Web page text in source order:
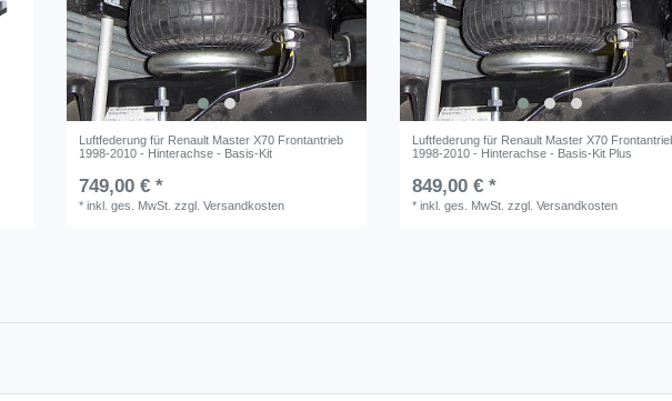
Luftfederung für Renault Master X70 Frontantrieb
1998-2010 - Hinterachse - Basis-Kit
749,00 € *
*inkl. ges. MwSt. zzgl.Versandkosten
Luftfederung für Renault Master X70
1998-2010 - Hinterachse - Basis-Kit Plus
849,00 € *
*inkl. ges. MwSt. zzgl.Versandkosten